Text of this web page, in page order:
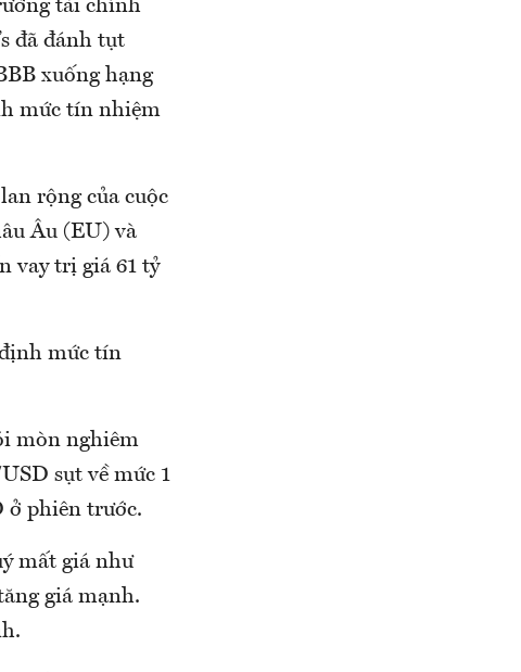
tài chính
đã đánh tụt
xuống hạng
mức tín nhiệm
rộng của cuộc
Âu (EU) và
vay trị giá 61 tỷ
mức tín
mòn nghiêm
sụt về mức 1
ở phiên trước.
mất giá như
giá mạnh.